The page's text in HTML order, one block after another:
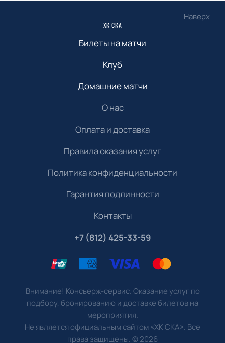
Наверх
ХК СКА
Билеты на матчи
Клуб
Домашние матчи
О нас
Оплата и доставка
Правила оказания услуг
Политика конфиденциальности
Гарантия подлинности
Контакты
+7 (812) 425-33-59
Внимание! Консьерж-сервис. Оказание услуг по
подбору, бронированию и доставке билетов на
мероприятия.
Не является официальным сайтом «ХК СКА». Все
права защищены.©2026